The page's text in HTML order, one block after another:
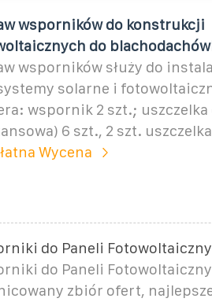
wsporników do konstrukcji
do
wsporników służy do
solarne i
wspornik 2 szt.; uszczelka
6 szt., 2 szt.
Wycena
do Paneli
do Paneli
zbiór ofert,